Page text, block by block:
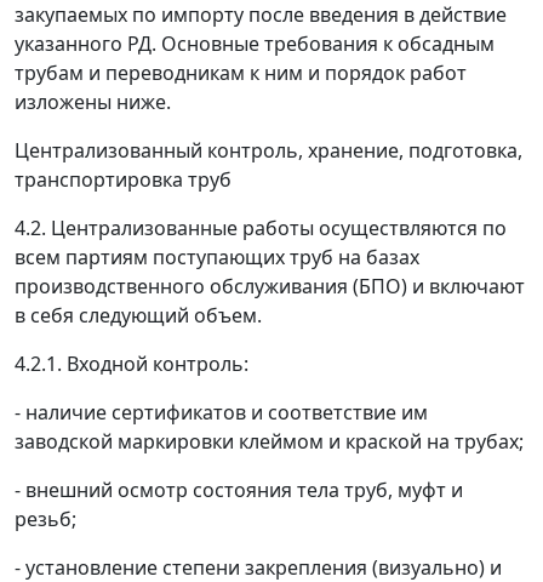
закупаемых по импорту после введения в действие
указанного РД. Основные требования к обсадным
трубам и переводникам к ним и порядок работ
изложены ниже.
Централизованный контроль, хранение, подготовка,
транспортировка труб
4.2. Централизованные работы осуществляются по
всем партиям поступающих труб на базах
производственного обслуживания (БПО) и включают
в себя следующий объем.
4.2.1. Входной контроль:
- наличие сертификатов и соответствие им
заводской маркировки клеймом и краской на трубах;
- внешний осмотр состояния тела труб, муфт и
резьб;
- установление степени закрепления (визуально) и